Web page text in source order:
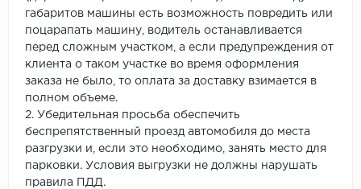
габаритов машины есть возможность повредить или
поцарапать машину, водитель останавливается
перед сложным участком, а если предупреждения от
клиента о таком участке во время оформления
заказа не было, то оплата за доставку взимается в
полном объеме.
2. Убедительная просьба обеспечить
беспрепятственный проезд автомобиля до места
разгрузки и, если это необходимо, занять место для
парковки. Условия выгрузки не должны нарушать
правила ПДД.